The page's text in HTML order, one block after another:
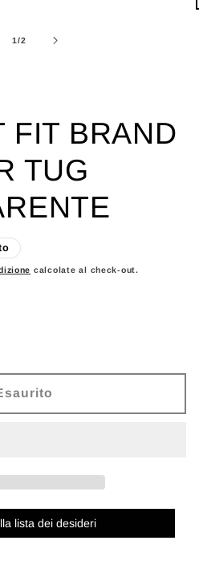
1/su
2
FIT BRAND
TUG
calcolate al check-out.
lista dei desideri